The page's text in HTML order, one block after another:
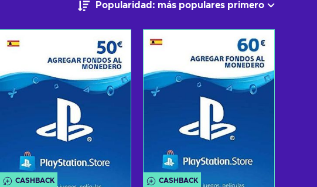
Popularidad: más populares primero
CASHBACK CASHBACK